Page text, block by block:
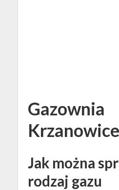
Gazownia
Krzanowice
Jak można
rodzaj gazu